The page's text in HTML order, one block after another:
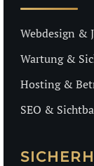
Webdesign &
Wartung &
Hosting &
SEO &